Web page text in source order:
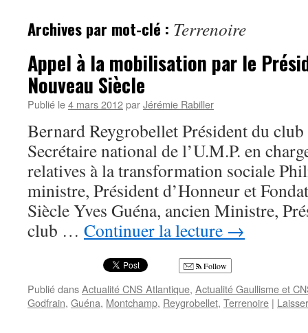
Archives par mot-clé : Terrenoire
Appel à la mobilisation par le
Nouveau Siècle
Publié le4 mars 2012parJérémie Rabiller
Bernard Reygrobellet Président du
Secrétaire national de l’U.M.P. en
relatives à la transformation sociale
ministre, Président d’Honneur et
Siècle Yves Guéna, ancien Ministre,
club … Continuer la lecture →
Follow
Publié dansActualité CNS Atlantique, Actualité Gaullisme et
Godfrain, Guéna, Montchamp, Reygrobellet, Terrenoire |